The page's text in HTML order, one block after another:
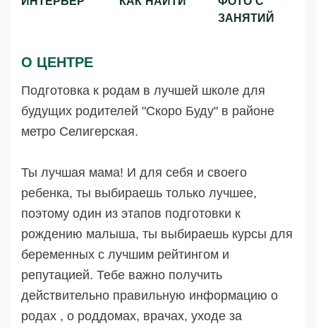
ЗАНЯТИЙ
О ЦЕНТРЕ
Подготовка к родам в лучшей школе для
будущих родителей "Скоро Буду" в районе
метро Селигерская.
Ты лучшая мама! И для себя и своего
ребенка, ты выбираешь только лучшее,
поэтому один из этапов подготовки к
рождению малыша, ты выбираешь курсы для
беременных с лучшим рейтингом и
репутацией. Тебе важно получить
действительно правильную информацию о
родах , о роддомах, врачах, уходе за